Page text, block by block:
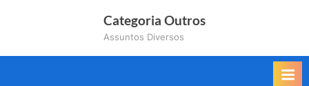
Categoria Outros
Assuntos Diversos